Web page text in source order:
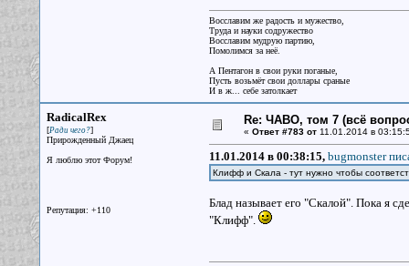
Восславим же радость и мужество,
Труда и науки содружество
Восславим мудрую партию,
Помолимся за неё.
А Пентагон в свои руки поганые,
Пусть возьмёт свои доллары сраные
И в ж... себе затолкает
RadicalRex
[Ради чего?]
Прирожденный Джаец
Я люблю этот Форум!
Репутация: +110
Re: ЧАВО, том 7 (всё
« Ответ #783 от11.01.2014 в
11.01.2014 в 00:38:15, bugmonster
Клифф и Скала - тут нужно чтобы
Блад называет его "Скалой". Пока я
"Клифф".